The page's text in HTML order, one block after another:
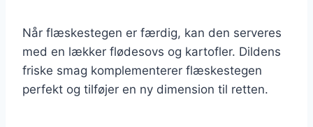
Når flæskestegen er færdig, kan den serveres
med en lækker flødesovs og kartofler. Dildens
friske smag komplementerer flæskestegen
perfekt og tilføjer en ny dimension til retten.